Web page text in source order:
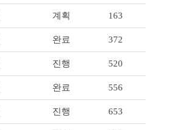
계획 163
완료 372
진행 520
완료 556
진행 653